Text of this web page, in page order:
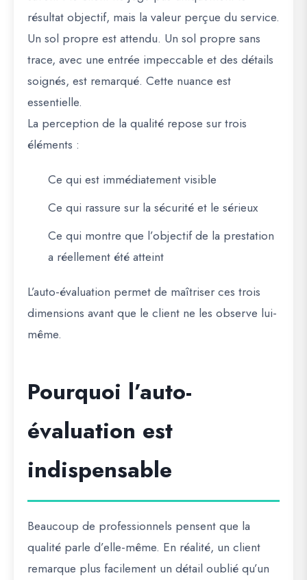
résultat objectif, mais la valeur perçue du service.
Un sol propre est attendu. Un sol propre sans
trace, avec une entrée impeccable et des détails
soignés, est remarqué. Cette nuance est
essentielle.
La perception de la qualité repose sur trois
éléments :
Ce qui est immédiatement visible
Ce qui rassure sur la sécurité et le sérieux
Ce qui montre que l’objectif de la prestation
a réellement été atteint
L’auto-évaluation permet de maîtriser ces trois
dimensions avant que le client ne les observe lui-
même.
Pourquoi l’auto-
évaluation est
indispensable
Beaucoup de professionnels pensent que la
qualité parle d’elle-même. En réalité, un client
remarque plus facilement un détail oublié qu’un